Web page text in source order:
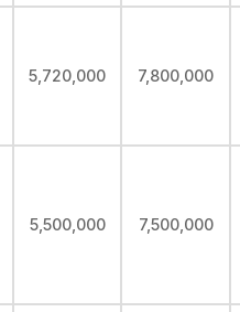
5,720,000 7,800,000
5,500,000 7,500,000